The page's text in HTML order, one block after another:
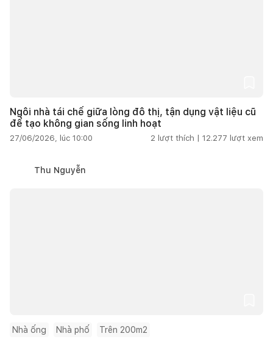
Ngôi nhà tái chế giữa lòng đô thị, tận dụng vật liệu cũ
để tạo không gian sống linh hoạt
27/06/2026, lúc 10:00 2 lượt thích | 12.277 lượt xem
Thu Nguyễn
Nhà ống Nhà phố Trên 200m2